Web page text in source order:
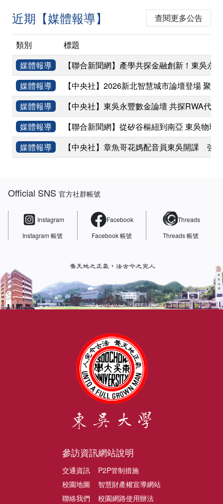
近期【媒體報導】 查閱更多公告
類別
標題
媒體報導
【聯合新聞網】產學共探金融創新！東吳
媒體報導
【中央社】2026新北智慧城市論壇登場 聚
媒體報導
【中央社】東吳永豐數金論壇 共探RWA代幣
媒體報導
【聯合新聞網】從矽谷樞紐到南亞 東吳物理
媒體報導
【中央社】章魚哥花媽配音員東吳開課 強
Official SNS官方社群帳號
Instagram
Instagram 帳號
Facebook
Facebook 帳號
Threads
Threads 帳號
參訪資訊
交通資訊
校園地圖
聯絡我們
網站說明
P2P管制措施
智慧財產權宣導網站
校園網路使用辦法